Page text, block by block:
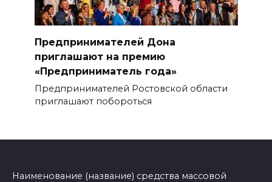
Предпринимателей Дона
приглашают на премию
«Предприниматель года»
Предпринимателей Ростовской области
приглашают побороться
Наименование (название) средства массовой